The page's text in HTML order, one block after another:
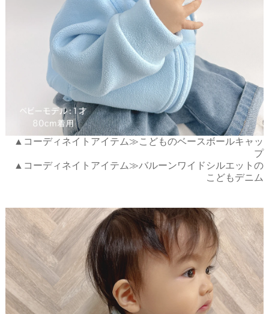
▲コーディネイトアイテム≫こどものベースボールキャッ
プ
▲コーディネイトアイテム≫バルーンワイドシルエットの
こどもデニム